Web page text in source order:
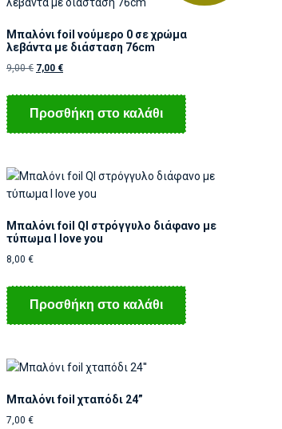
Μπαλόνι foil νούμερο 0 σε χρώμα
λεβάντα με διάσταση 76cm
9,00€ 7,00 €
Προσθήκη στο καλάθι
Μπαλόνι foil Ql στρόγγυλο διάφανο με
τύπωμα I love you
8,00 €
Προσθήκη στο καλάθι
Μπαλόνι foil χταπόδι 24”
7,00 €